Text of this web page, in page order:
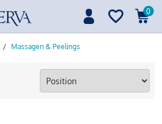
0
/ Massagen & Peelings